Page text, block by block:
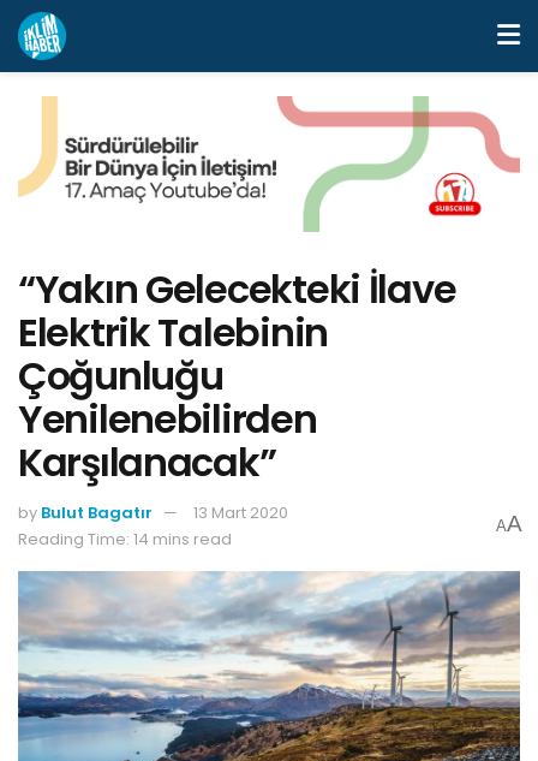
“Yakın Gelecekteki İlave
Elektrik Talebinin
Çoğunluğu
Yenilenebilirden
Karşılanacak”
by Bulut Bagatır
13 Mart 2020
Reading Time: 14 mins read
AA